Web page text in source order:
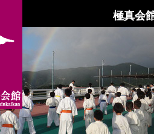
極真会